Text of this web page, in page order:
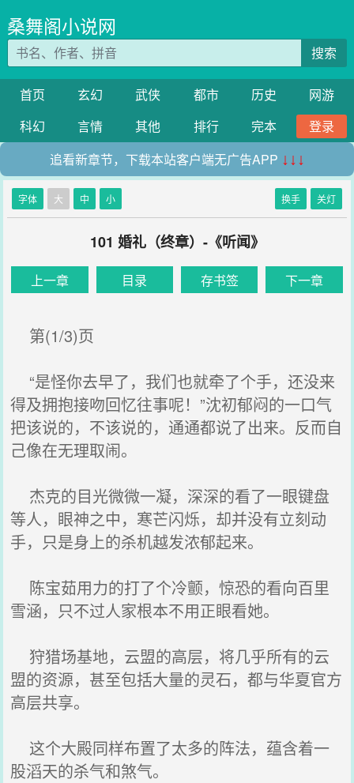
桑舞阁小说网
搜索
首页 玄幻 武侠 都市 历史
网游
科幻
言情 其他 排行 完本
登录
追看新章节，下载本站客户端无广告APP ↓↓↓
字体 大 中 小 换手 关灯
101 婚礼（终章）-《听闻》
上一章 目录 存书签 下一章
第(1/3)页
“是怪你去早了，我们也就牵了个手，还没来
得及拥抱接吻回忆往事呢！”沈初郁闷的一口气
把该说的，不该说的，通通都说了出来。反而自
己像在无理取闹。
杰克的目光微微一凝，深深的看了一眼键盘
等人，眼神之中，寒芒闪烁，却并没有立刻动
手，只是身上的杀机越发浓郁起来。
陈宝茹用力的打了个冷颤，惊恐的看向百里
雪涵，只不过人家根本不用正眼看她。
狩猎场基地，云盟的高层，将几乎所有的云
盟的资源，甚至包括大量的灵石，都与华夏官方
高层共享。
这个大殿同样布置了太多的阵法，蕴含着一
股滔天的杀气和煞气。